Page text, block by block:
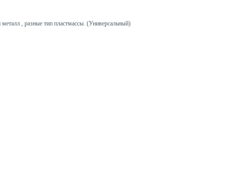
, разные тип пластмассы. (Универсальный)